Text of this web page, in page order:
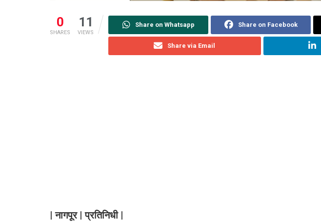
0
SHARES
11
VIEWS
Share on Whatsapp Share on Facebook
Share via Email
| नागपूर | प्रतिनिधी |